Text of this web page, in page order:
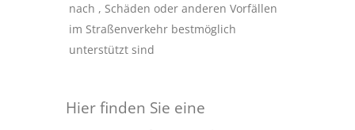
nach , Schäden oder anderen Vorfällen
im Straßenverkehr bestmöglich
unterstützt sind
Hier finden Sie eine